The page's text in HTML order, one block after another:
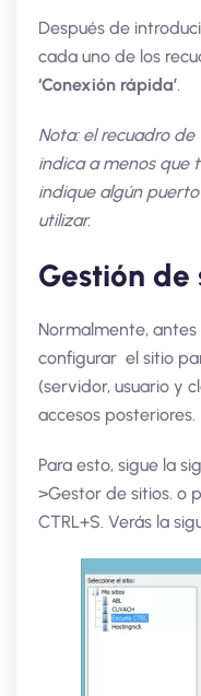
Después de
cada uno de los
‘Conexión rápida’.
Nota: el recuadro de
indica a menos
indique algún
utilizar.
Gestión de
Normalmente,
configurar el sitio
(servidor, usuario y
accesos posteriores.
Para esto, sigue la
>Gestor de sitios. o
CTRL+S. Verás la